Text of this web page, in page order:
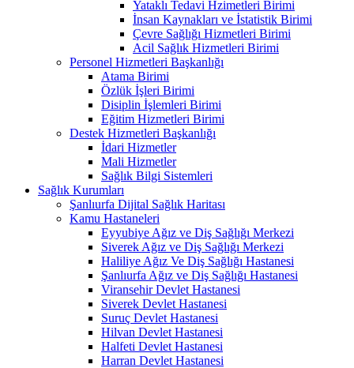
Yataklı Tedavi Hzimetleri Birimi
İnsan Kaynakları ve İstatistik Birimi
Çevre Sağlığı Hizmetleri Birimi
Acil Sağlık Hizmetleri Birimi
Personel Hizmetleri Başkanlığı
Atama Birimi
Özlük İşleri Birimi
Disiplin İşlemleri Birimi
Eğitim Hizmetleri Birimi
Destek Hizmetleri Başkanlığı
İdari Hizmetler
Mali Hizmetler
Sağlık Bilgi Sistemleri
Sağlık Kurumları
Şanlıurfa Dijital Sağlık Haritası
Kamu Hastaneleri
Eyyubiye Ağız ve Diş Sağlığı Merkezi
Siverek Ağız ve Diş Sağlığı Merkezi
Haliliye Ağız Ve Diş Sağlığı Hastanesi
Şanlıurfa Ağız ve Diş Sağlığı Hastanesi
Viransehir Devlet Hastanesi
Siverek Devlet Hastanesi
Suruç Devlet Hastanesi
Hilvan Devlet Hastanesi
Halfeti Devlet Hastanesi
Harran Devlet Hastanesi